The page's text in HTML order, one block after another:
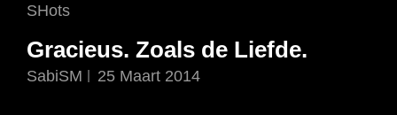
Links
SHots
Gracieus. Zoals de Liefde.
SabiSM 25 Maart 2014